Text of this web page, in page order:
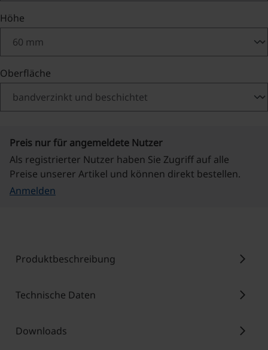
Höhe
Oberfläche
Preis nur für angemeldete Nutzer
Als registrierter Nutzer haben Sie Zugriff auf alle
Preise unserer Artikel und können direkt bestellen.
Anmelden
Produktbeschreibung chevron_right
Technische Daten chevron_right
Downloads chevron_right